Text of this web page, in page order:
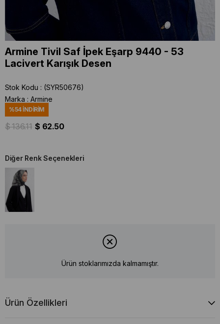
Armine Tivil Saf İpek Eşarp 9440 - 53
Lacivert Karışık Desen
Stok Kodu
(SYR50676)
Marka : Armine
%54İNDIRIM
$ 136.11 $ 62.50
Diğer Renk Seçenekleri
Ürün stoklarımızda kalmamıştır.
Ürün Özellikleri